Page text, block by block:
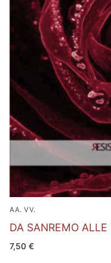
AA. VV.
DA SANREMO ALLE
7,50 €